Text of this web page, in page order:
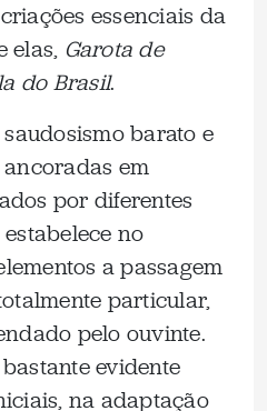
essenciais da
elas, Garota de
do Brasil.
barato e
em
por diferentes
no
a passagem
particular,
pelo ouvinte.
evidente
na adaptação